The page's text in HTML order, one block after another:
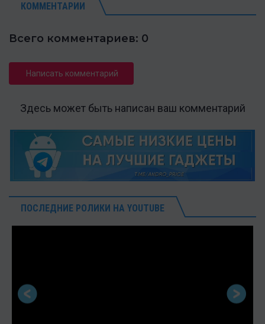
КОММЕНТАРИИ
Всего комментариев: 0
Написать комментарий
Здесь может быть написан ваш комментарий
ПОСЛЕДНИЕ РОЛИКИ НА YOUTUBE